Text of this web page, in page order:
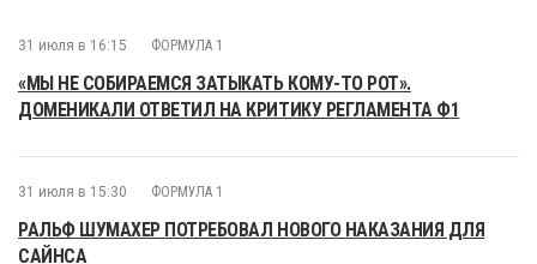
31 июля в 16:15 ФОРМУЛА 1
«МЫ НЕ СОБИРАЕМСЯ ЗАТЫКАТЬ КОМУ-ТО РОТ».
ДОМЕНИКАЛИ ОТВЕТИЛ НА КРИТИКУ РЕГЛАМЕНТА Ф1
31 июля в 15:30 ФОРМУЛА 1
РАЛЬФ ШУМАХЕР ПОТРЕБОВАЛ НОВОГО НАКАЗАНИЯ ДЛЯ
САЙНСА